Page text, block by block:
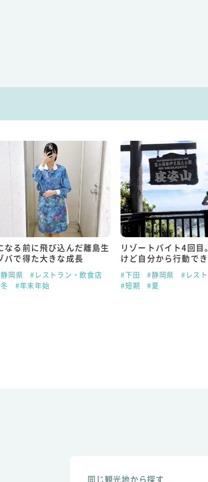
なる前に飛び込んだ離島生
バで得た大きな成長
岡県
#レストラン・飲食店
#年末年始
リゾートバイト4回目
けど自分から行動で
#下田 #静岡県
#レス
#短期
#夏
同じ観光地から探す